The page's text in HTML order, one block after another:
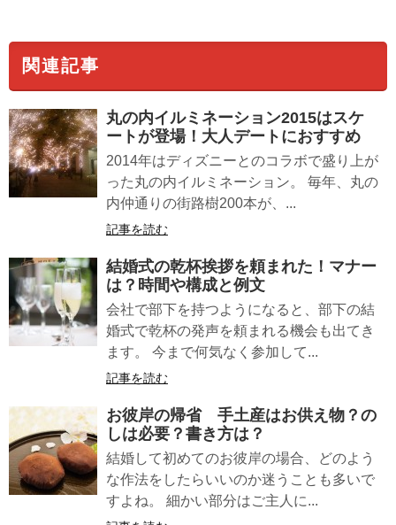
関連記事
丸の内イルミネーション2015はスケ
ートが登場！大人デートにおすすめ
2014年はディズニーとのコラボで盛り上が
った丸の内イルミネーション。 毎年、丸の
内仲通りの街路樹200本が、...
記事を読む
結婚式の乾杯挨拶を頼まれた！マナー
は？時間や構成と例文
会社で部下を持つようになると、部下の結
婚式で乾杯の発声を頼まれる機会も出てき
ます。 今まで何気なく参加して...
記事を読む
お彼岸の帰省 手土産はお供え物？の
しは必要？書き方は？
結婚して初めてのお彼岸の場合、どのよう
な作法をしたらいいのか迷うことも多いで
すよね。 細かい部分はご主人に...